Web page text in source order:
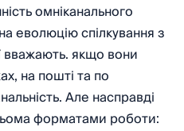
омніканального
еволюцію спілкування з
вважають. якщо вони
на пошті та по
Але насправді
форматами роботи: